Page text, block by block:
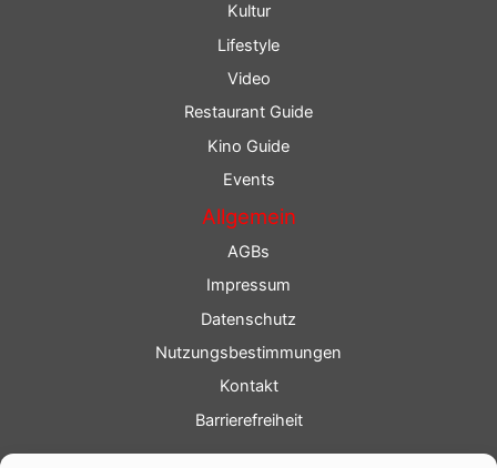
Kultur
Lifestyle
Video
Restaurant Guide
Kino Guide
Events
Allgemein
AGBs
Impressum
Datenschutz
Nutzungsbestimmungen
Kontakt
Barrierefreiheit